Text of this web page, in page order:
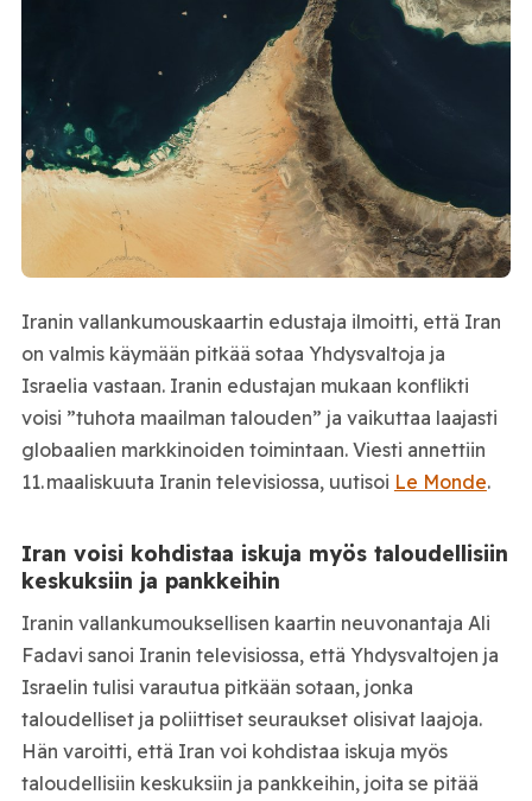
Iranin vallankumouskaartin edustaja ilmoitti, että Iran
on valmis käymään pitkää sotaa Yhdysvaltoja ja
Israelia vastaan. Iranin edustajan mukaan konflikti
voisi ”tuhota maailman talouden” ja vaikuttaa laajasti
globaalien markkinoiden toimintaan. Viesti annettiin
11. maaliskuuta Iranin televisiossa, uutisoi Le Monde.
Iran voisi kohdistaa iskuja myös taloudellisiin
keskuksiin ja pankkeihin
Iranin vallankumouksellisen kaartin neuvonantaja Ali
Fadavi sanoi Iranin televisiossa, että Yhdysvaltojen ja
Israelin tulisi varautua pitkään sotaan, jonka
taloudelliset ja poliittiset seuraukset olisivat laajoja.
Hän varoitti, että Iran voi kohdistaa iskuja myös
taloudellisiin keskuksiin ja pankkeihin, joita se pitää